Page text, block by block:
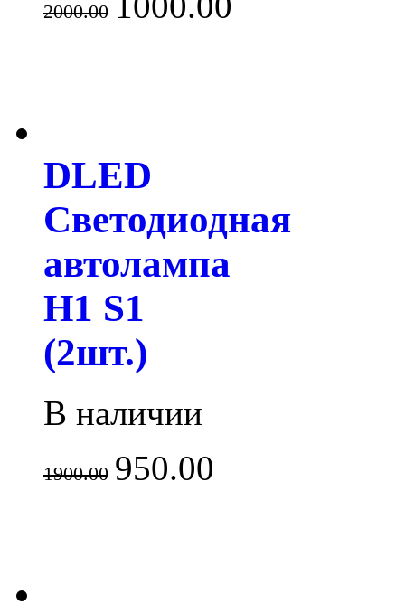
2000.00
DLED
Светодиодная
автолампа
H1 S1
(2шт.)
В наличии
1900.00 950.00